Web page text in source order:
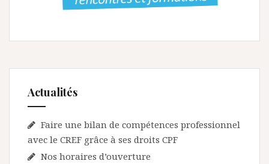
Actualités
Faire une bilan de compétences professionnel
avec le CREF grâce à ses droits CPF
Nos horaires d’ouverture